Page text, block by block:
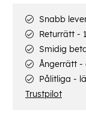
Snabb
Returrätt -
Smidig
Ångerrätt -
Pålitliga -
Trustpilot